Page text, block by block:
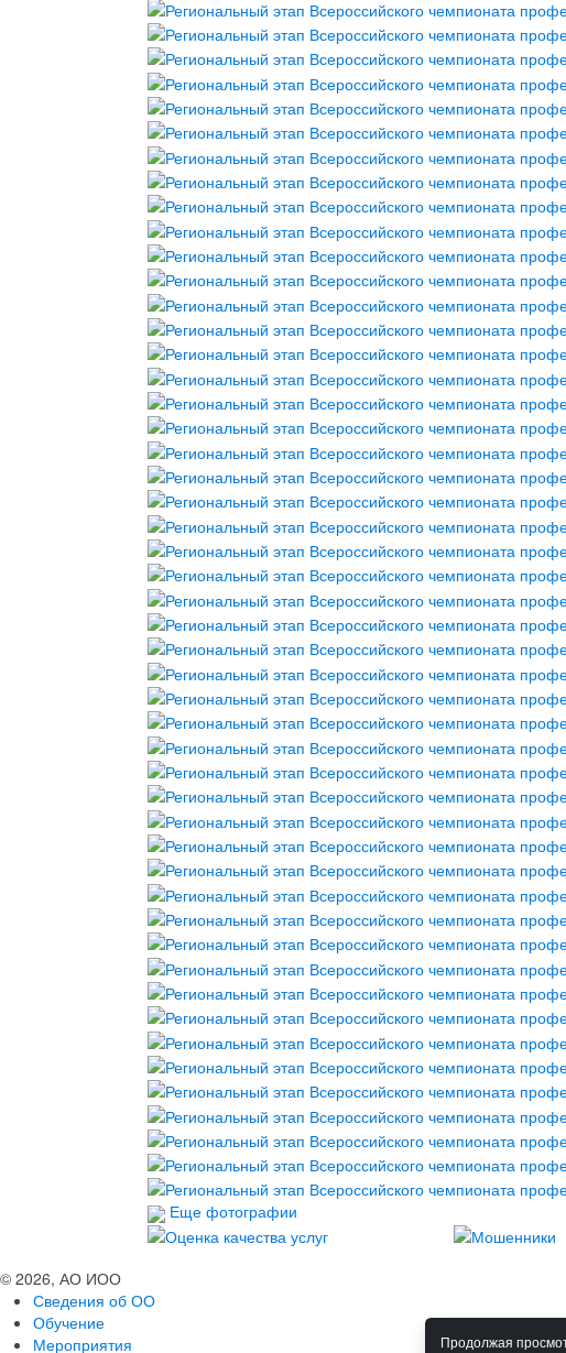
Еще фотографии
© 2026, АО ИОО
Сведения об ОО
Обучение
Мероприятия
Продолжая